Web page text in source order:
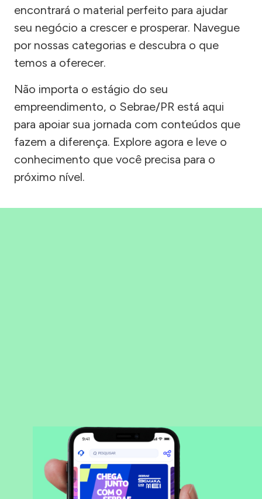
encontrará o material perfeito para ajudar
seu negócio a crescer e prosperar. Navegue
por nossas categorias e descubra o que
temos a oferecer.
Não importa o estágio do seu
empreendimento, o Sebrae/PR está aqui
para apoiar sua jornada com conteúdos que
fazem a diferença. Explore agora e leve o
conhecimento que você precisa para o
próximo nível.